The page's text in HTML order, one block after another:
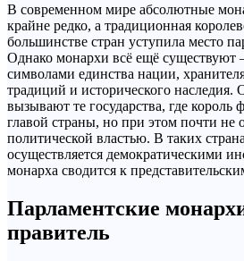
В современном мире абсолютные
крайне редко, а традиционная
большинстве стран уступила место
Однако монархи всё ещё существуют
символами единства нации,
традиций и исторического наследия.
вызывают те государства, где король
главой страны, но при этом почти не
политической властью. В таких
осуществляется демократическими
монарха сводится к
Парламентские
правитель